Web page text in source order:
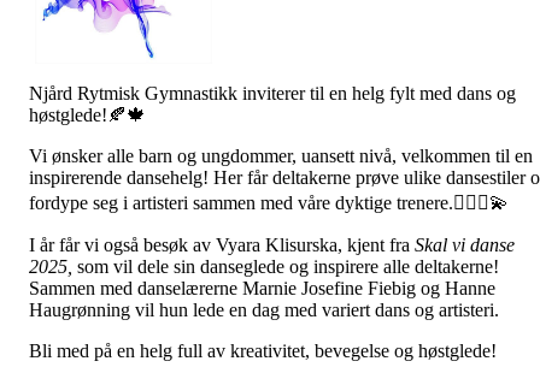
Njård Rytmisk Gymnastikk inviterer til en helg fylt med dans og
høstglede!🍂🍁
Vi ønsker alle barn og ungdommer, uansett nivå, velkommen til en
inspirerende dansehelg! Her får deltakerne prøve ulike dansestiler
fordype seg i artisteri sammen med våre dyktige trenere.🤸🏻‍♀💫
I år får vi også besøk av Vyara Klisurska, kjent fra Skal vi danse
2025, som vil dele sin danseglede og inspirere alle deltakerne!
Sammen med danselærerne Marnie Josefine Fiebig og Hanne
Haugrønning vil hun lede en dag med variert dans og artisteri.
Bli med på en helg full av kreativitet, bevegelse og høstglede!